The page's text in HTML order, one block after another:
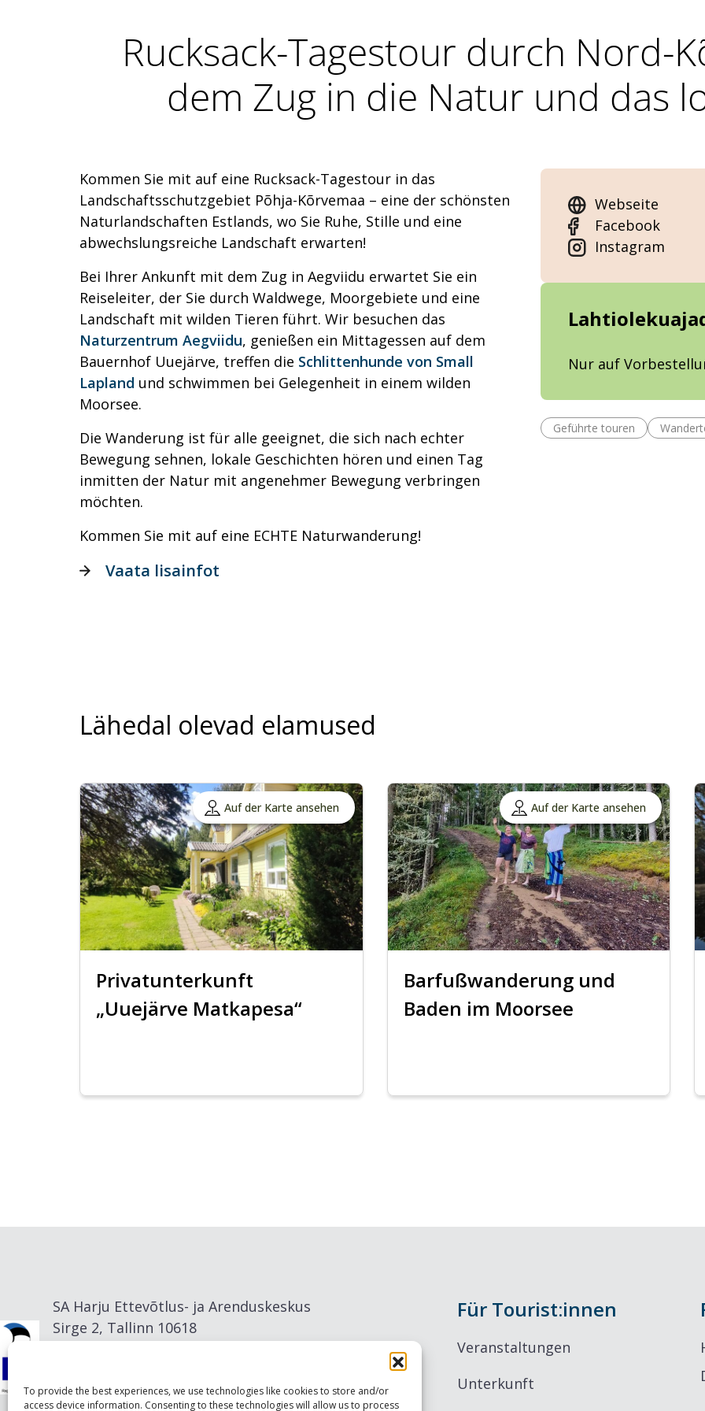
To provide the best experiences, we use technologies like cookies to store and/or
access device information. Consenting to these technologies will allow us to process
Rucksack-Tagestour durch Nord-
dem Zug in die Natur und das
Kommen Sie mit auf eine Rucksack-Tagestour in das
Landschaftsschutzgebiet Põhja-Kõrvemaa – eine der schönsten
Naturlandschaften Estlands, wo Sie Ruhe, Stille und eine
abwechslungsreiche Landschaft erwarten!
Bei Ihrer Ankunft mit dem Zug in Aegviidu erwartet Sie ein
Reiseleiter, der Sie durch Waldwege, Moorgebiete und eine
Landschaft mit wilden Tieren führt. Wir besuchen das
Naturzentrum Aegviidu, genießen ein Mittagessen auf dem
Bauernhof Uuejärve, treffen die Schlittenhunde von Small
Lapland und schwimmen bei Gelegenheit in einem wilden
Moorsee.
Die Wanderung ist für alle geeignet, die sich nach echter
Bewegung sehnen, lokale Geschichten hören und einen Tag
inmitten der Natur mit angenehmer Bewegung verbringen
möchten.
Kommen Sie mit auf eine ECHTE Naturwanderung!
Webseite
Facebook
Instagram
Nur auf
Geführte touren
Vaata lisainfot
Lähedal olevad elamused
Auf der Karte ansehen
Privatunterkunft
„Uuejärve Matkapesa“
Auf der Karte ansehen
Barfußwanderung und
Baden im Moorsee
SA Harju Ettevõtlus- ja Arenduskeskus
Sirge 2, Tallinn 10618
Für Tourist:innen
Veranstaltungen
Unterkunft